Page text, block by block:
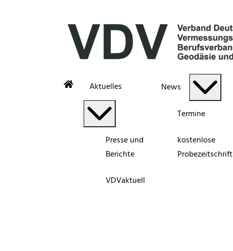
Aktuelles
Presse und
Berichte
VDVaktuell
News
Termine
kostenlose
Probezeitschrift